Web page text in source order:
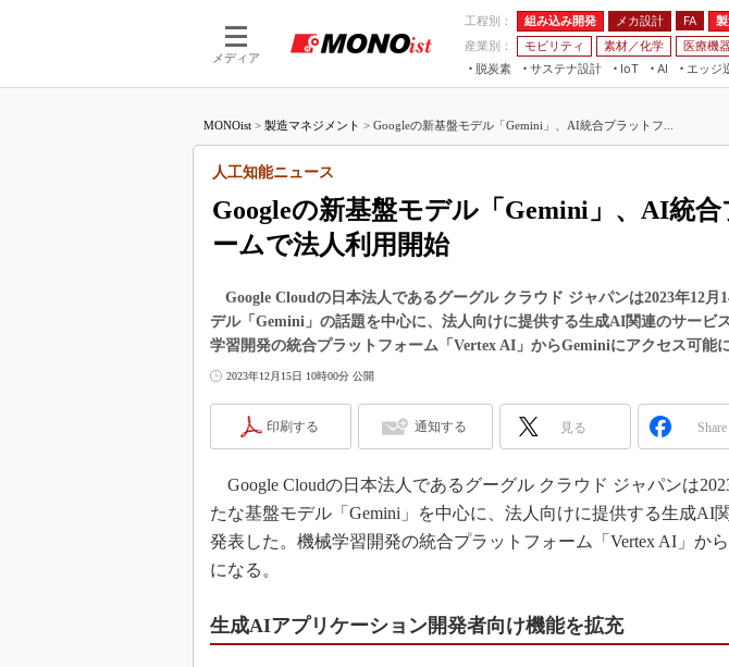
メディア
工程別： 組み込み開発 メカ設計 FA
産業別：
モビリティ 素材／化学 医療機
脱炭素
サステナ設計
IoT
つながる工場
AI
AI×設備保全
エッジ
JIMTOF
IIFES
TECHNO-FRONTIER
人テク展
EdgeTech+
日本ものづくりワールド
AUTOMOTIVE WORLD
産業オープンネット展
つながるクルマ
VR／AR
フィールドサー
組み込み画像
組み込みモデ
ISO26262
3Dプリンタ
モビリ
MONOist > 製造マネジメント > Googleの新基盤モデル「Gemini」、AI統合プラットフ...
Googleの新基盤モデル「Gemini」、AI統
ームで法人利用開始
人工知能ニュース
Google Cloudの日本法人であるグーグル クラウド ジャパンは2023年12月
デル「Gemini」の話題を中心に、法人向けに提供する生成AI関連のサービ
学習開発の統合プラットフォーム「Vertex AI」からGeminiにアクセス可能に
2023年12月15日 10時00分 公開
印刷する 通知する 見る Share
Google Cloudの日本法人であるグーグル クラウド ジャパンは
たな基盤モデル「Gemini」を中心に、法人向けに提供する生成AI
発表した。機械学習開発の統合プラットフォーム「Vertex AI」か
になる。
生成AIアプリケーション開発者向け機能を拡充